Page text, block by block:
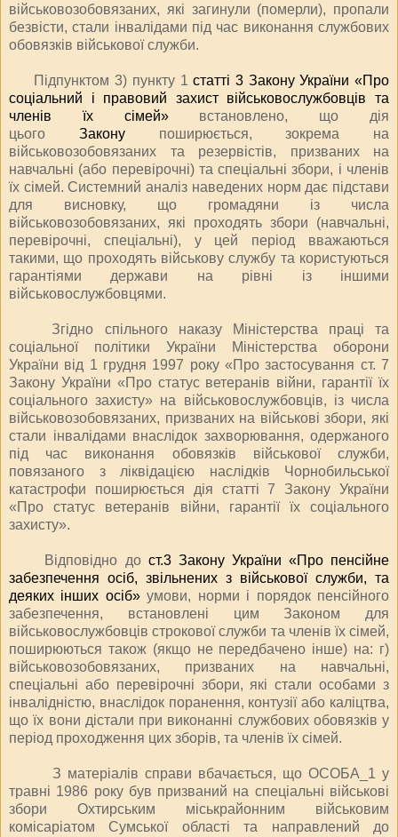
військовозобовязаних, які загинули (померли), пропали
безвісти, стали інвалідами під час виконання службових
обовязків військової служби.
Підпунктом 3) пункту 1статті 3 Закону України «Про
соціальний і правовий захист військовослужбовців та
членів їх сімей»встановлено, що дія
цього Законупоширюється, зокрема на
військовозобовязаних та резервістів, призваних на
навчальні (або перевірочні) та спеціальні збори, і членів
їх сімей. Системний аналіз наведених норм дає підстави
для висновку, що громадяни із числа
військовозобовязаних, які проходять збори (навчальні,
перевірочні, спеціальні), у цей період вважаються
такими, що проходять військову службу та користуються
гарантіями держави на рівні із іншими
військовослужбовцями.
Згідно спільного наказу Міністерства праці та
соціальної політики України Міністерства оборони
України від 1 грудня 1997 року «Про застосування ст. 7
Закону України «Про статус ветеранів війни, гарантії їх
соціального захисту» на військовослужбовців, із числа
військовозобовязаних, призваних на військові збори, які
стали інвалідами внаслідок захворювання, одержаного
під час виконання обовязків військової служби,
повязаного з ліквідацією наслідків Чорнобильської
катастрофи поширюється дія статті 7 Закону України
«Про статус ветеранів війни, гарантії їх соціального
захисту».
Відповідно до ст.3 Закону України «Про пенсійне
забезпечення осіб, звільнених з військової служби, та
деяких інших осіб»умови, норми і порядок пенсійного
забезпечення, встановлені цим Законом для
військовослужбовців строкової служби та членів їх сімей,
поширюються також (якщо не передбачено інше) на: г)
військовозобовязаних, призваних на навчальні,
спеціальні або перевірочні збори, які стали особами з
інвалідністю, внаслідок поранення, контузії або каліцтва,
що їх вони дістали при виконанні службових обовязків у
період проходження цих зборів, та членів їх сімей.
З матеріалів справи вбачається, що ОСОБА_1 у
травні 1986 року був призваний на спеціальні військові
збори Охтирським міськрайонним військовим
комісаріатом Сумської області та направлений до